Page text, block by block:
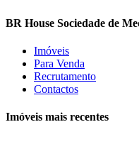
BR House Sociedade de
Imóveis
Para Venda
Recrutamento
Contactos
Imóveis mais recentes